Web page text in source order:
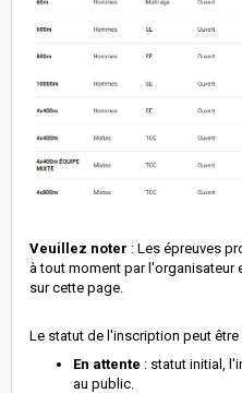
Veuillez noter : Les épreuves
à tout moment par l'organisateur
sur cette page.
Le statut de l'inscription peut être
En attente : statut initial,
au public.